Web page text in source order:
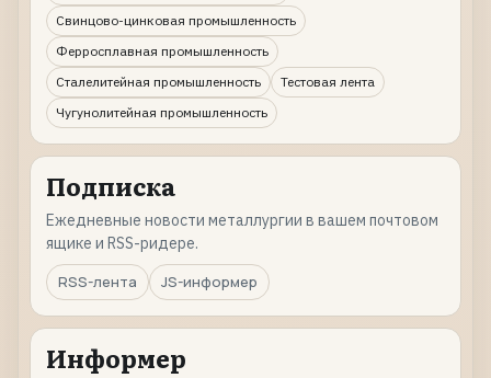
Свинцово-цинковая промышленность
Ферросплавная промышленность
Сталелитейная промышленность
Тестовая лента
Чугунолитейная промышленность
Подписка
Ежедневные новости металлургии в вашем почтовом
ящике и RSS-ридере.
RSS-лента
JS-информер
Информер